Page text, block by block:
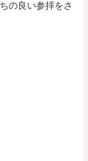
の良い参拝をさ